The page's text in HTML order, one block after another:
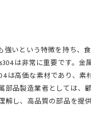
強いという特徴を持ち、
は非常に重要です。金
は高価な素材であり、素
部品製造業者としては、
解し、高品質の部品を提